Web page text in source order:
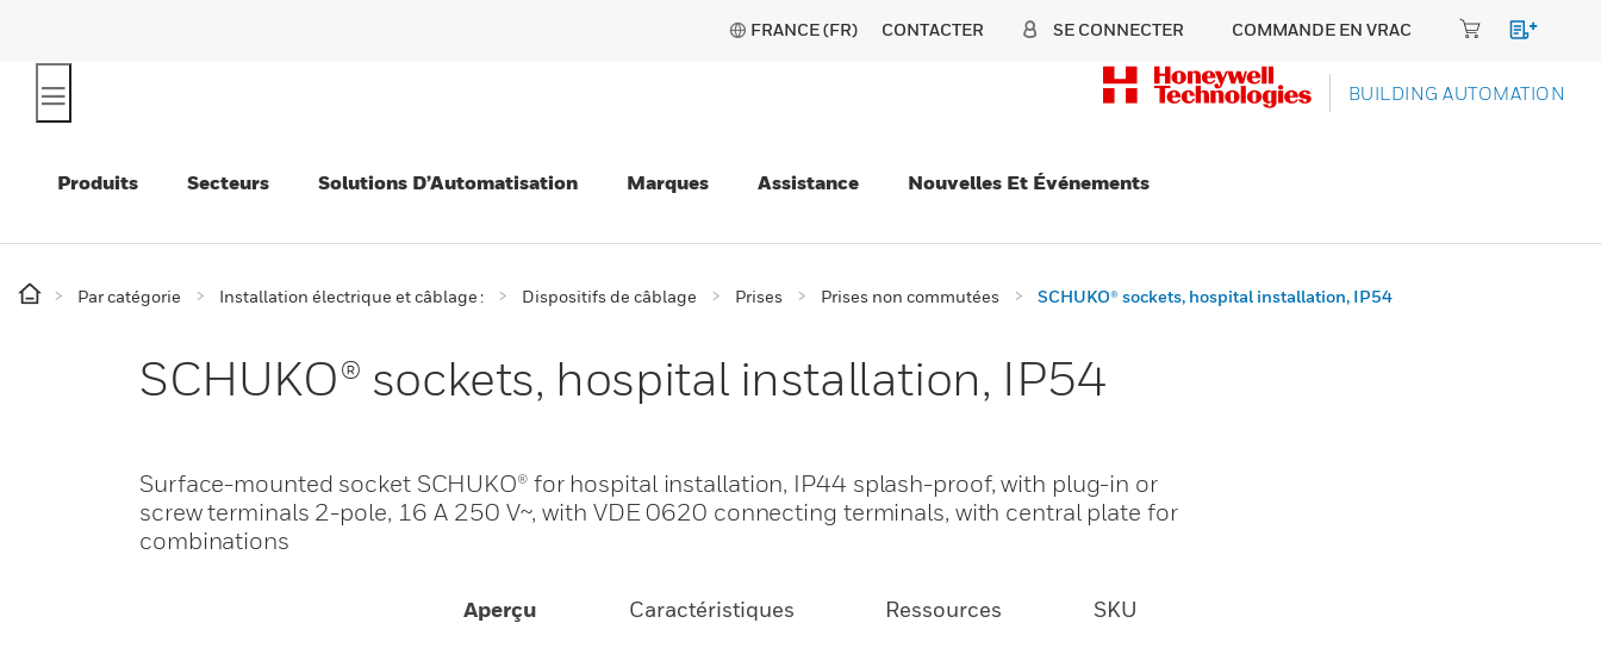
FRANCE (FR) CONTACTER SE CONNECTER COMMANDE EN VRAC
BUILDING AUTOMATION
Produits Secteurs Solutions D’Automatisation Marques Assistance Nouvelles Et Événements
Par catégorie Installation électrique et câblage : Dispositifs de câblage Prises Prises non commutées SCHUKO® sockets, hospital installation, IP54
SCHUKO® sockets, hospital installation, IP54
Surface-mounted socket SCHUKO® for hospital installation, IP44 splash-proof, with plug-in or
screw terminals 2-pole, 16 A 250 V~, with VDE 0620 connecting terminals, with central plate for
combinations
Aperçu Caractéristiques Ressources SKU